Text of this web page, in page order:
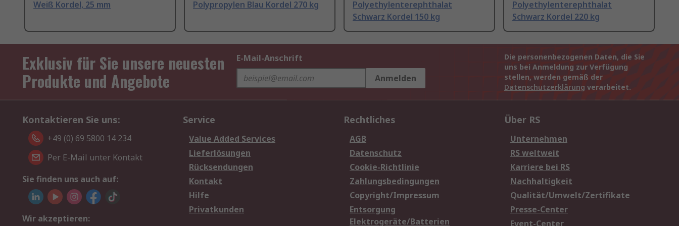
Weiß Kordel, 25 mm Polypropylen Blau Kordel 270 kg
Polyethylenterephthalat
Schwarz Kordel 150 kg
Polyethylenterephthalat
Schwarz Kordel 220 kg
Exklusiv für Sie unsere neuesten
Produkte und Angebote
E-Mail-Anschrift
Anmelden
Die personenbezogenen Daten, die Sie
uns bei Anmeldung zur Verfügung
stellen, werden gemäß der
Datenschutzerklärung verarbeitet.
Kontaktieren Sie uns:
+49 (0) 69 5800 14 234
Per E-Mail unter Kontakt
Sie finden uns auch auf:
Wir akzeptieren:
Service
Value Added Services
Lieferlösungen
Rücksendungen
Kontakt
Hilfe
Privatkunden
Rechtliches
AGB
Datenschutz
Cookie-Richtlinie
Zahlungsbedingungen
Copyright/Impressum
Entsorgung
Elektrogeräte/Batterien
Über RS
Unternehmen
RS weltweit
Karriere bei RS
Nachhaltigkeit
Qualität/Umwelt/Zertifikate
Presse-Center
Event-Center